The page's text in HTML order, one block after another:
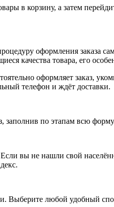
в корзину, а затем
оформления заказа
качества товара, его
оформляет заказ,
телефон и ждёт доставки.
заполнив по этапам всю
вы не нашли свой
Выберите любой удобный